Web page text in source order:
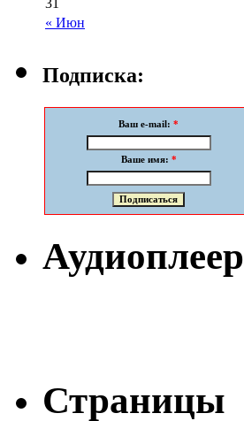
« Июн
Подписка:
Ваш e-mail: *
Ваше имя: *
Аудиоплеер
Страницы